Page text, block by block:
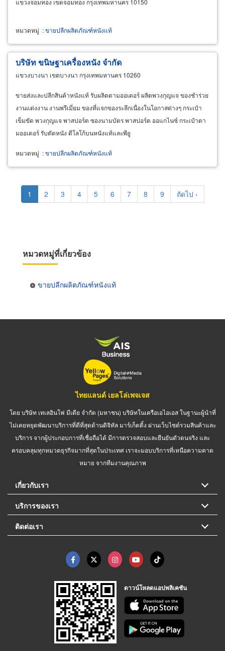
หมวดหมู่ :ขายปลีกผลิตภัณฑ์หนังแท้
บริษัท ขนิษฐาเครื่องหนัง จำกัด
แขวงบางนา เขตบางนา กรุงเทพมหานคร 10260
ขายส่งและปลีกสินค้าหนังแท้ รับผลิตตามออเดอร์ ผลิตพวงกุญแจ ของชำร่วย
งานแต่งงาน งานพรีเมี่ยม ของที่แจกของระลึกเนื่องในโอกาสต่างๆ กระเป๋า
เข็มขัด พวงกุญแจ พาสปอร์ต ซองนามบัตร พาสปอร์ต ออแกไนซ์ กระเป๋าตา
มออเดอร์ รับตัดหนัง ตีโลโก้บนหนังแท้และพียู
หมวดหมู่ :ขายปลีกผลิตภัณฑ์หนังแท้
Pagination
Current
page
1 Page
2 Page
3 Page
4 Page
5 Page
6 Page
7 Page
8 Page
9
Next
page
ถัดไป ›
หมวดหมู่ที่เกี่ยวข้อง
ขายปลีกผลิตภัณฑ์หนังแท้
ไทยแลนด์ เยลโล่เพจเจส
โดย บริษัท เทเลอินโฟ มีเดีย จำกัด (มหาชน) บริษัทในเครือเอไอเอส ในฐานะผู้นำที่
ไม่เคยหยุดพัฒนาบริการที่ดีที่สุดด้านดิจิทัล มาร์เก็ตติ้ง ผ่านเว็บไซต์รวมสินค้าและ
บริการ จากผู้ประกอบการที่เชื่อถือได้ มีการตรวจสอบและยืนยันตัวตนจริง และ
ครอบคลุมทุกหมวดธุรกิจมากที่สุดในประเทศ เราจะมอบบริการที่เหนือความคาด
หมาย จากทีมงานคุณภาพ
เกี่ยวกับเรา
บริการของเรา
ติดต่อเรา
ดาวน์โหลดแอปพลิเคชัน